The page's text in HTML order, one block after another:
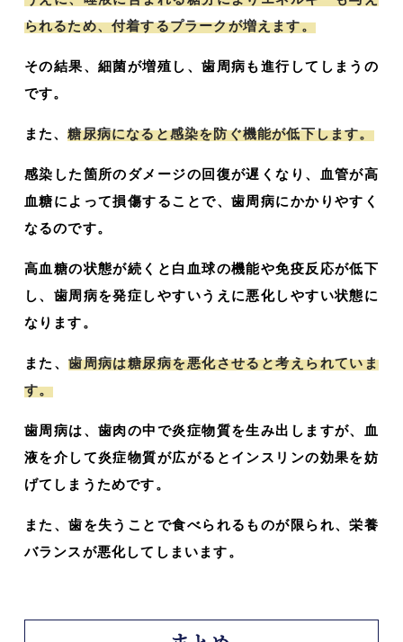
られるため、付着するプラークが増えます。
その結果、細菌が増殖し、歯周病も進行してしまうの
です。
また、糖尿病になると感染を防ぐ機能が低下します。
感染した箇所のダメージの回復が遅くなり、血管が高
血糖によって損傷することで、歯周病にかかりやすく
なるのです。
高血糖の状態が続くと白血球の機能や免疫反応が低下
し、歯周病を発症しやすいうえに悪化しやすい状態に
なります。
また、歯周病は糖尿病を悪化させると考えられていま
す。
歯周病は、歯肉の中で炎症物質を生み出しますが、血
液を介して炎症物質が広がるとインスリンの効果を妨
げてしまうためです。
また、歯を失うことで食べられるものが限られ、栄養
バランスが悪化してしまいます。